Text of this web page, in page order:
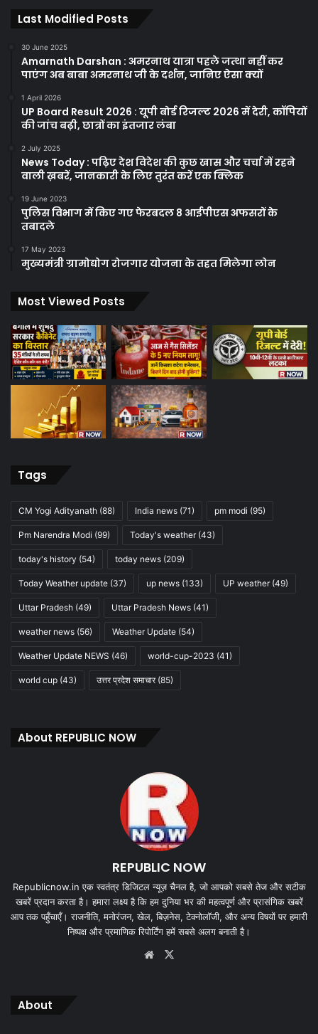
Last Modified Posts
30 June 2025
Amarnath Darshan : अमरनाथ यात्रा पहले जत्था नहीं कर
पाएंग अब बाबा अमरनाथ जी के दर्शन, जानिए ऐसा क्यों
1 April 2026
UP Board Result 2026 : यूपी बोर्ड रिजल्ट 2026 में देरी, कॉपियों
की जांच बढ़ी, छात्रों का इंतजार लंबा
2 July 2025
News Today : पढ़िए देश विदेश की कुछ खास और चर्चा में रहने
वाली ख़बरें, जानकारी के लिए तुरंत करें एक क्लिक
19 June 2023
पुलिस विभाग में किए गए फेरबदल 8 आईपीएस अफसरों के
तबादले
17 May 2023
मुख्यमंत्री ग्रामोद्योग रोजगार योजना के तहत मिलेगा लोन
Most Viewed Posts
Tags
CM Yogi Adityanath (88) India news (71) pm modi (95)
Pm Narendra Modi (99) Today's weather(43)
today's history (54) today news (209)
Today Weather update (37) up news (133) UP weather(49)
Uttar Pradesh (49) Uttar Pradesh News (41)
weather news (56) Weather Update (54)
Weather Update NEWS (46) world-cup-2023 (41)
world cup (43) उत्तर प्रदेश समाचार(85)
About REPUBLIC NOW
REPUBLIC NOW
Republicnow.in एक स्वतंत्र डिजिटल न्यूज़ चैनल है, जो आपको सबसे तेज और सटीक
खबरें प्रदान करता है। हमारा लक्ष्य है कि हम दुनिया भर की महत्वपूर्ण और प्रासंगिक खबरें
आप तक पहुँचाएँ। राजनीति, मनोरंजन, खेल, बिज़नेस, टेक्नोलॉजी, और अन्य विषयों पर हमारी
निष्पक्ष और प्रमाणिक रिपोर्टिंग हमें सबसे अलग बनाती है।
Website
About